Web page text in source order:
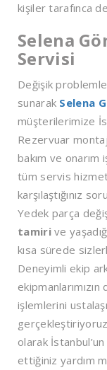
kişiler tarafınca
Selena
Servisi
Değişik
sunarak Selena
müşterilerimize
Rezervuar
bakım ve
tüm servis
karşılaştığınız
Yedek parça
tamirive
kısa sürede
Deneyimli ekip
işlemlerini
olarak
ettiğiniz yardım